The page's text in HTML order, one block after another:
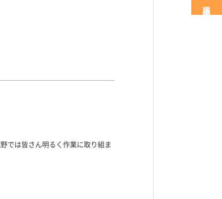
では皆さん明るく作業に取り組ま